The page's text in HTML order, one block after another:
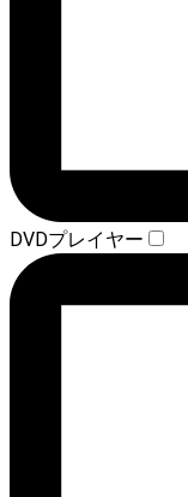
DVDプレイヤー